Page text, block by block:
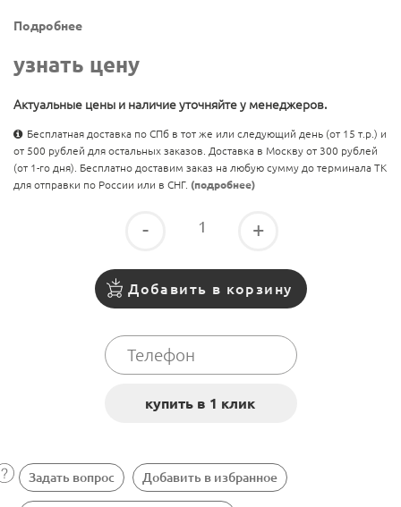
Подробнее
узнать цену
Актуальные цены и наличие уточняйте у менеджеров.
Бесплатная доставка по СПб в тот же или следующий день (от 15 т.р.) и
от 500 рублей для остальных заказов. Доставка в Москву от 300 рублей
(от 1-го дня). Бесплатно доставим заказ на любую сумму до терминала ТК
для отправки по России или в СНГ. (подробнее)
- +
Добавить в корзину
Задать вопрос Добавить в избранное